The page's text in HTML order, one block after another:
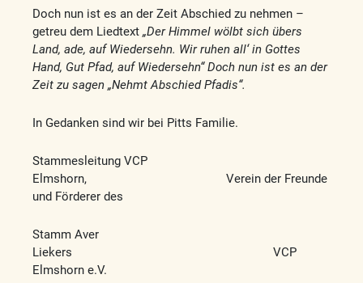
Doch nun ist es an der Zeit Abschied zu nehmen –
getreu dem Liedtext „Der Himmel wölbt sich übers
Land, ade, auf Wiedersehn. Wir ruhen all‘ in Gottes
Hand, Gut Pfad, auf Wiedersehn“ Doch nun ist es an der
Zeit zu sagen „Nehmt Abschied Pfadis“.
In Gedanken sind wir bei Pitts Familie.
Stammesleitung VCP
Elmshorn, Verein der Freunde
und Förderer des
Stamm Aver
Liekers VCP
Elmshorn e.V.